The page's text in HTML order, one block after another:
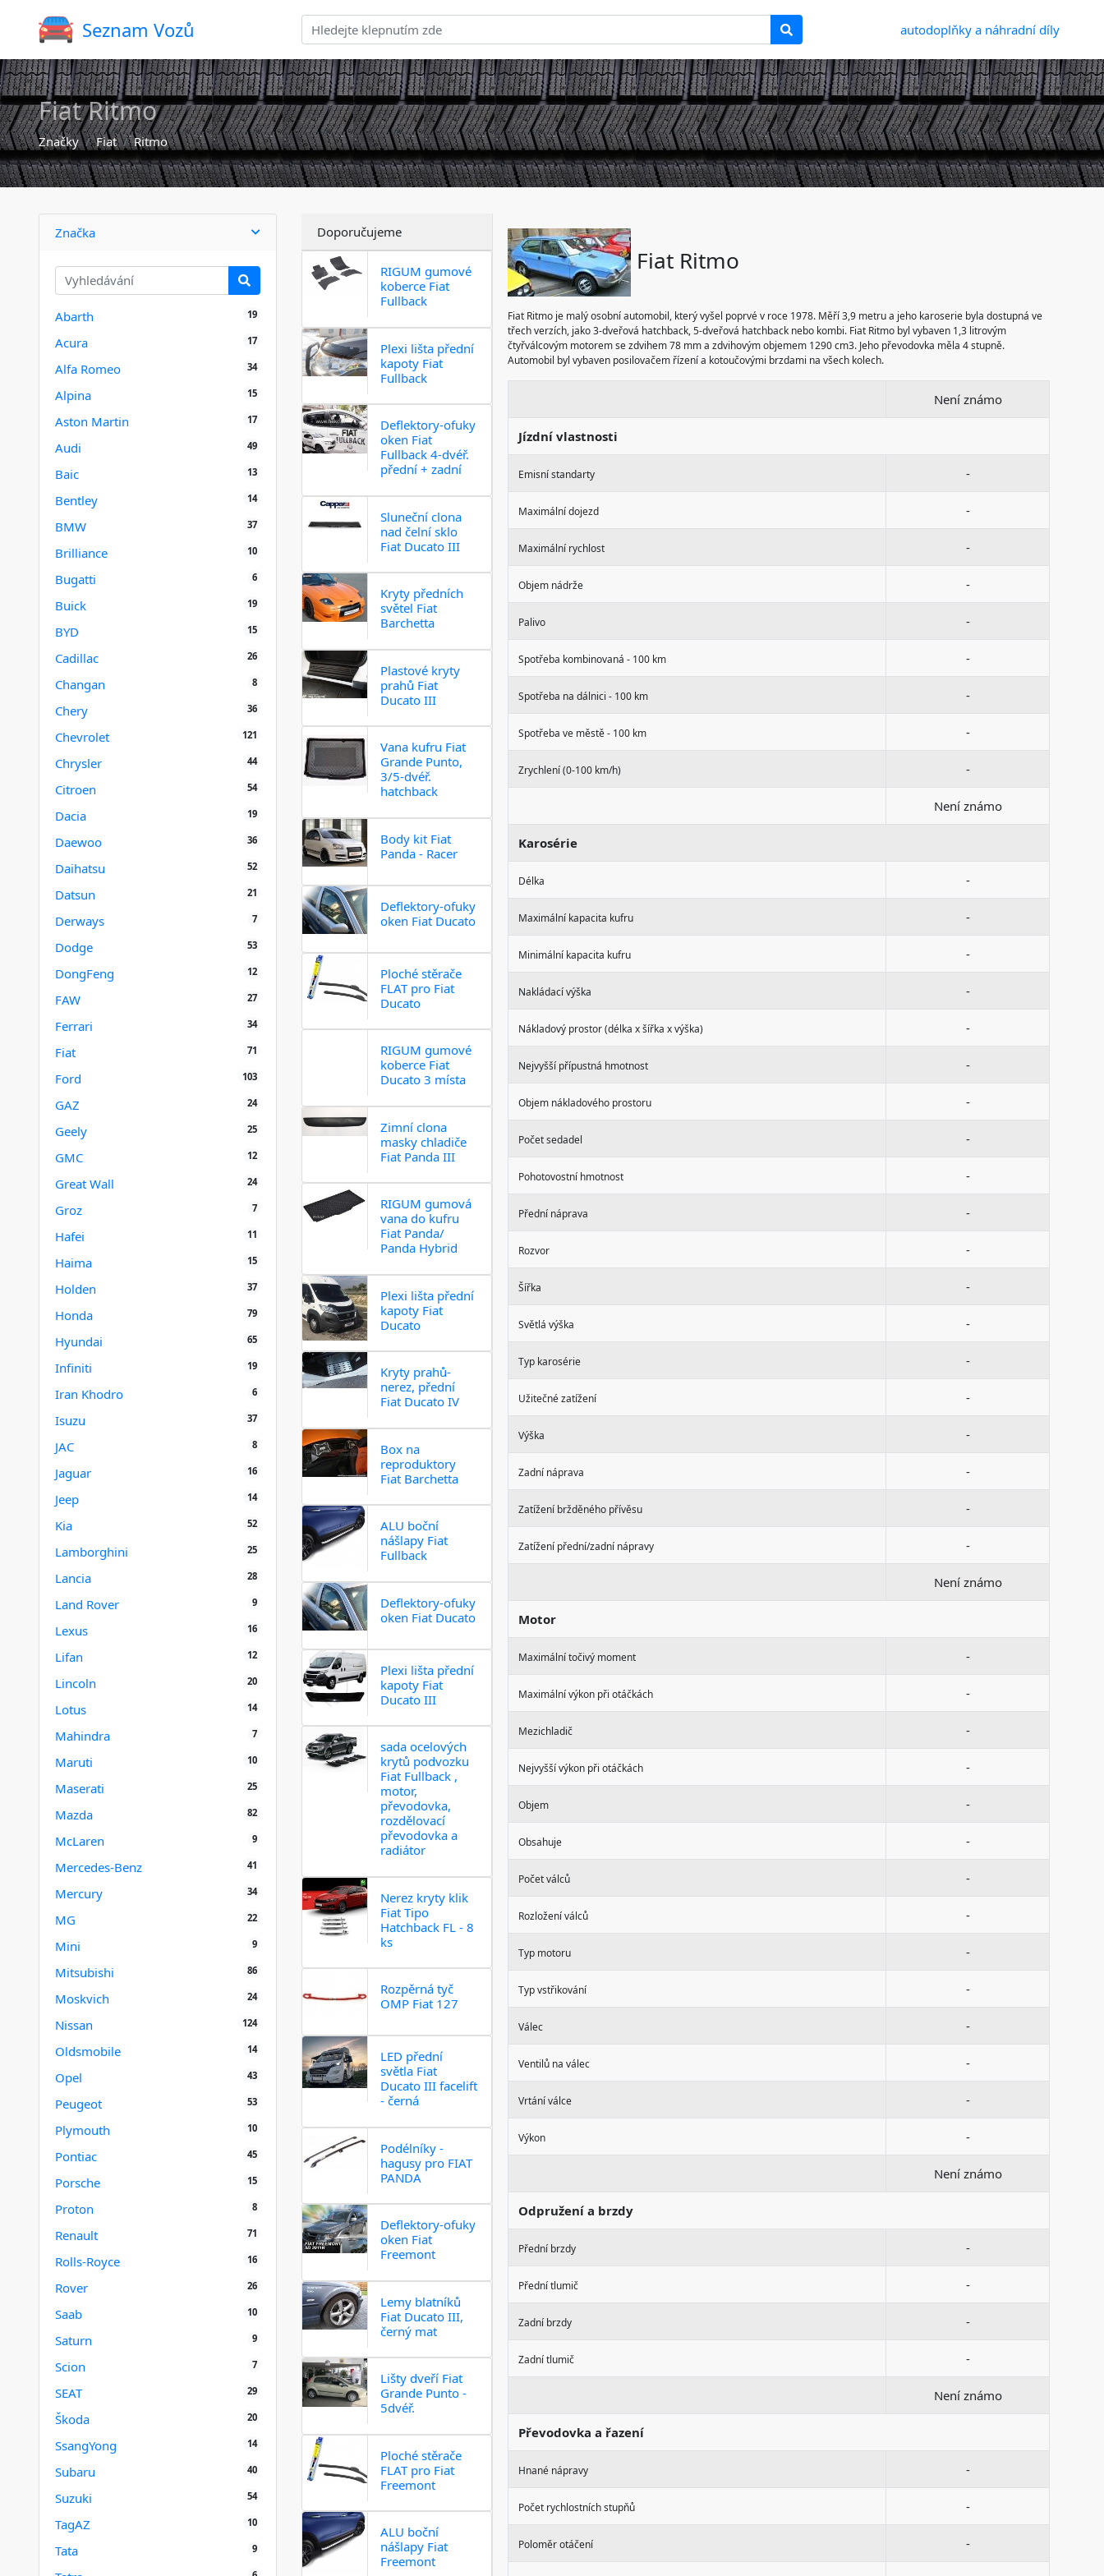
Seznam Vozů autodoplňky a náhradní díly
Fiat Ritmo
Značky Fiat Ritmo
Značka
Abarth 19
Acura 17
Alfa Romeo 34
Alpina 15
Aston Martin 17
Audi 49
Baic 13
Bentley 14
BMW 37
Brilliance 10
Bugatti 6
Buick 19
BYD 15
Cadillac 26
Changan 8
Chery 36
Chevrolet 121
Chrysler 44
Citroen 54
Dacia 19
Daewoo 36
Daihatsu 52
Datsun 21
Derways 7
Dodge 53
DongFeng 12
FAW 27
Ferrari 34
Fiat 71
Ford 103
GAZ 24
Geely 25
GMC 12
Great Wall 24
Groz 7
Hafei 11
Haima 15
Holden 37
Honda 79
Hyundai 65
Infiniti 19
Iran Khodro 6
Isuzu 37
JAC 8
Jaguar 16
Jeep 14
Kia 52
Lamborghini 25
Lancia 28
Land Rover 9
Lexus 16
Lifan 12
Lincoln 20
Lotus 14
Mahindra 7
Maruti 10
Maserati 25
Mazda 82
McLaren 9
Mercedes-Benz 41
Mercury 34
MG 22
Mini 9
Mitsubishi 86
Moskvich 24
Nissan 124
Oldsmobile 14
Opel 43
Peugeot 53
Plymouth 10
Pontiac 45
Porsche 15
Proton 8
Renault 71
Rolls-Royce 16
Rover 26
Saab 10
Saturn 9
Scion 7
SEAT 29
Škoda 20
SsangYong 14
Subaru 40
Suzuki 54
TagAZ 10
Tata 9
Doporučujeme
RIGUM gumové
koberce Fiat
Fullback
Plexi lišta přední
kapoty Fiat
Fullback
Deflektory-ofuky
oken Fiat
Fullback 4-dvéř.
přední + zadní
Sluneční clona
nad čelní sklo
Fiat Ducato III
Kryty předních
světel Fiat
Barchetta
Plastové kryty
prahů Fiat
Ducato III
Vana kufru Fiat
Grande Punto,
3/5-dvéř.
hatchback
Body kit Fiat
Panda - Racer
Deflektory-ofuky
oken Fiat Ducato
Ploché stěrače
FLAT pro Fiat
Ducato
RIGUM gumové
koberce Fiat
Ducato 3 místa
Zimní clona
masky chladiče
Fiat Panda III
RIGUM gumová
vana do kufru
Fiat Panda/
Panda Hybrid
Plexi lišta přední
kapoty Fiat
Ducato
Kryty prahů-
nerez, přední
Fiat Ducato IV
Box na
reproduktory
Fiat Barchetta
ALU boční
nášlapy Fiat
Fullback
Deflektory-ofuky
oken Fiat Ducato
Plexi lišta přední
kapoty Fiat
Ducato III
sada ocelových
krytů podvozku
Fiat Fullback ,
motor,
převodovka,
rozdělovací
převodovka a
radiátor
Nerez kryty klik
Fiat Tipo
Hatchback FL - 8
ks
Rozpěrná tyč
OMP Fiat 127
LED přední
světla Fiat
Ducato III facelift
- černá
Podélníky -
hagusy pro FIAT
PANDA
Deflektory-ofuky
oken Fiat
Freemont
Lemy blatníků
Fiat Ducato III,
černý mat
Lišty dveří Fiat
Grande Punto -
5dvéř.
Ploché stěrače
FLAT pro Fiat
Freemont
ALU boční
nášlapy Fiat
Freemont
Fiat Ritmo
Fiat Ritmo je malý osobní automobil, který vyšel poprvé v roce 1978. Měří 3,9 metru a jeho karoserie byla dostupná ve
třech verzích, jako 3-dveřová hatchback, 5-dveřová hatchback nebo kombi. Fiat Ritmo byl vybaven 1,3 litrovým
čtyřválcovým motorem se zdvihem 78 mm a zdvihovým objemem 1290 cm3. Jeho převodovka měla 4 stupně.
Automobil byl vybaven posilovačem řízení a kotoučovými brzdami na všech kolech.
Není známo
Jízdní vlastnosti
Emisní standarty -
Maximální dojezd -
Maximální rychlost -
Objem nádrže -
Palivo -
Spotřeba kombinovaná - 100 km -
Spotřeba na dálnici - 100 km -
Spotřeba ve městě - 100 km -
Zrychlení (0-100 km/h) -
Není známo
Karosérie
Délka -
Maximální kapacita kufru -
Minimální kapacita kufru -
Nakládací výška -
Nákladový prostor (délka x šířka x výška) -
Nejvyšší přípustná hmotnost -
Objem nákladového prostoru -
Počet sedadel -
Pohotovostní hmotnost -
Přední náprava -
Rozvor -
Šířka -
Světlá výška -
Typ karosérie -
Užitečné zatížení -
Výška -
Zadní náprava -
Zatížení bržděného přívěsu -
Zatížení přední/zadní nápravy -
Není známo
Motor
Maximální točivý moment -
Maximální výkon při otáčkách -
Mezichladič -
Nejvyšší výkon při otáčkách -
Objem -
Obsahuje -
Počet válců -
Rozložení válců -
Typ motoru -
Typ vstřikování -
Válec -
Ventilů na válec -
Vrtání válce -
Výkon -
Není známo
Odpružení a brzdy
Přední brzdy -
Přední tlumič -
Zadní brzdy -
Zadní tlumič -
Není známo
Převodovka a řazení
Hnané nápravy -
Počet rychlostních stupňů -
Poloměr otáčení -